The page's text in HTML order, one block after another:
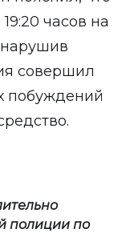
часов на
совершил
побуждений
полиции по